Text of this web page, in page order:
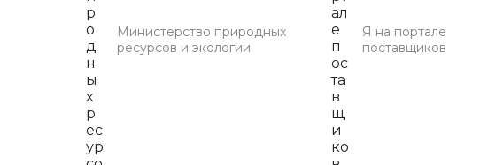
Министерство природных
ресурсов и экологии
Я на портале
поставщиков